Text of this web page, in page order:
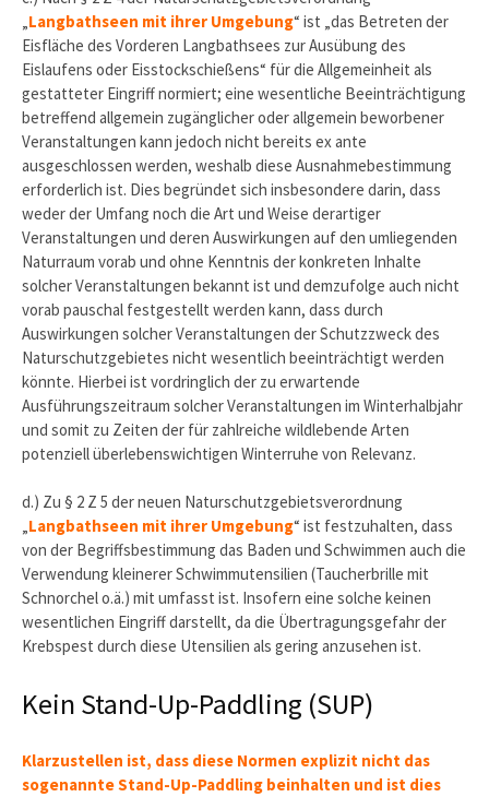
„Langbathseen mit ihrer Umgebung“ ist „das Betreten der
Eisfläche des Vorderen Langbathsees zur Ausübung des
Eislaufens oder Eisstockschießens“ für die Allgemeinheit als
gestatteter Eingriff normiert; eine wesentliche Beeinträchtigung
betreffend allgemein zugänglicher oder allgemein beworbener
Veranstaltungen kann jedoch nicht bereits ex ante
ausgeschlossen werden, weshalb diese Ausnahmebestimmung
erforderlich ist. Dies begründet sich insbesondere darin, dass
weder der Umfang noch die Art und Weise derartiger
Veranstaltungen und deren Auswirkungen auf den umliegenden
Naturraum vorab und ohne Kenntnis der konkreten Inhalte
solcher Veranstaltungen bekannt ist und demzufolge auch nicht
vorab pauschal festgestellt werden kann, dass durch
Auswirkungen solcher Veranstaltungen der Schutzzweck des
Naturschutzgebietes nicht wesentlich beeinträchtigt werden
könnte. Hierbei ist vordringlich der zu erwartende
Ausführungszeitraum solcher Veranstaltungen im Winterhalbjahr
und somit zu Zeiten der für zahlreiche wildlebende Arten
potenziell überlebenswichtigen Winterruhe von Relevanz.
d.) Zu § 2 Z 5 der neuen Naturschutzgebietsverordnung
„Langbathseen mit ihrer Umgebung“ ist festzuhalten, dass
von der Begriffsbestimmung das Baden und Schwimmen auch die
Verwendung kleinerer Schwimmutensilien (Taucherbrille mit
Schnorchel o.ä.) mit umfasst ist. Insofern eine solche keinen
wesentlichen Eingriff darstellt, da die Übertragungsgefahr der
Krebspest durch diese Utensilien als gering anzusehen ist.
Kein Stand-Up-Paddling (SUP)
Klarzustellen ist, dass diese Normen explizit nicht das
sogenannte Stand-Up-Paddling beinhalten und ist dies